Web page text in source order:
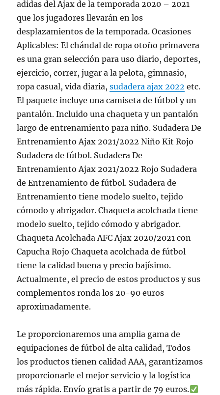
adidas del Ajax de la temporada 2020 – 2021
que los jugadores llevarán en los
desplazamientos de la temporada. Ocasiones
Aplicables: El chándal de ropa otoño primavera
es una gran selección para uso diario, deportes,
ejercicio, correr, jugar a la pelota, gimnasio,
ropa casual, vida diaria,sudadera ajax 2022 etc.
El paquete incluye una camiseta de fútbol y un
pantalón. Incluido una chaqueta y un pantalón
largo de entrenamiento para niño. Sudadera De
Entrenamiento Ajax 2021/2022 Niño Kit Rojo
Sudadera de fútbol. Sudadera De
Entrenamiento Ajax 2021/2022 Rojo Sudadera
de Entrenamiento de fútbol. Sudadera de
Entrenamiento tiene modelo suelto, tejido
cómodo y abrigador. Chaqueta acolchada tiene
modelo suelto, tejido cómodo y abrigador.
Chaqueta Acolchada AFC Ajax 2020/2021 con
Capucha Rojo Chaqueta acolchada de fútbol
tiene la calidad buena y precio bajísimo.
Actualmente, el precio de estos productos y sus
complementos ronda los 20-90 euros
aproximadamente.
Le proporcionaremos una amplia gama de
equipaciones de fútbol de alta calidad, Todos
los productos tienen calidad AAA, garantizamos
proporcionarle el mejor servicio y la logística
más rápida. Envío gratis a partir de 79 euros.